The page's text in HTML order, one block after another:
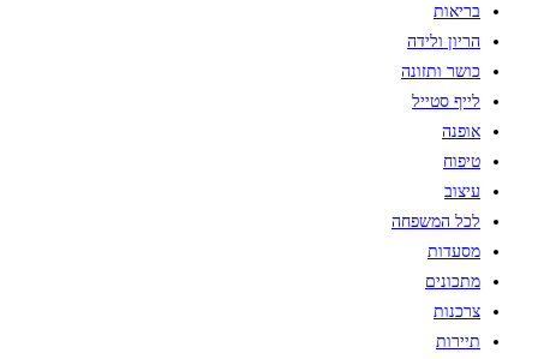
–
מילה
של
"אמא
בריאות
הריון ולידה
כושר ותזונה
לייף סטייל
אופנה
טיפוח
עיצוב
לכל המשפחה
מסעדות
מתכונים
צרכנות
תיירות